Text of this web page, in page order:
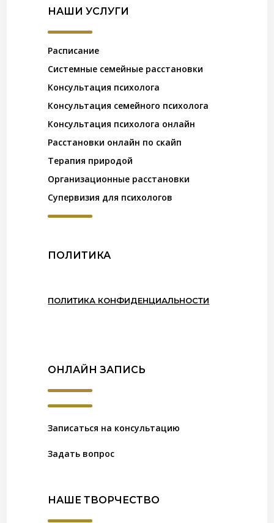
НАШИ УСЛУГИ
Расписание
Системные семейные расстановки
Консультация психолога
Консультация семейного психолога
Консультация психолога онлайн
Расстановки онлайн по скайп
Терапия природой
Организационные расстановки
Супервизия для психологов
ПОЛИТИКА
ПОЛИТИКА КОНФИДЕНЦИАЛЬНОСТИ
ОНЛАЙН ЗАПИСЬ
Записаться на консультацию
Задать вопрос
НАШЕ ТВОРЧЕСТВО